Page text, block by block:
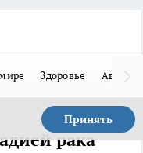
Здоровье Авто
Принять
рака